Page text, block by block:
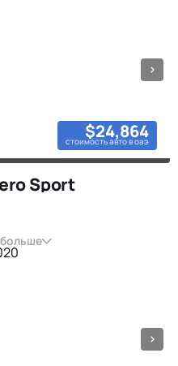
$24,864
стоимость авто в оаэ
Sport